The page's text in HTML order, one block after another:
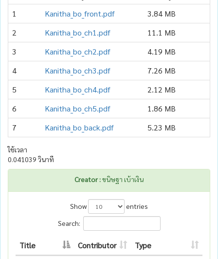
1
Kanitha_bo_front.pdf 3.84 MB
2
Kanitha_bo_ch1.pdf 11.1 MB
3
Kanitha_bo_ch2.pdf 4.19 MB
4
Kanitha_bo_ch3.pdf 7.26 MB
5
Kanitha_bo_ch4.pdf 2.12 MB
6
Kanitha_bo_ch5.pdf 1.86 MB
7
Kanitha_bo_back.pdf 5.23 MB
ใช้เวลา
0.041039 วินาที
Creator :ขนิษฐา เบ้าเงิน
Show
entries
Search:
Title Contributor
Type